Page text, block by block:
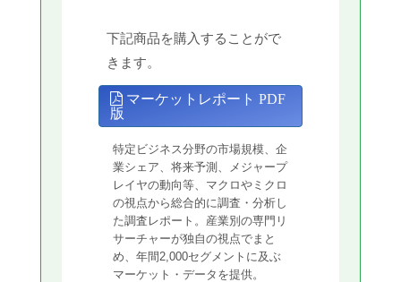
下記商品を購入することがで
きます。
マーケットレポート PDF
版
特定ビジネス分野の市場規模、企
業シェア、将来予測、メジャープ
レイヤの動向等、マクロやミクロ
の視点から総合的に調査・分析し
た調査レポート。産業別の専門リ
サーチャーが独自の視点でまと
め、年間2,000セグメントに及ぶ
マーケット・データを提供。